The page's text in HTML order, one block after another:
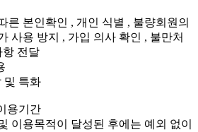
른 본인확인 , 개인 식별 , 불량회원의
사용 방지 , 가입 의사 확인 , 불만처
항 전달
및 특화
용기간
이용목적이 달성된 후에는 예외 없이